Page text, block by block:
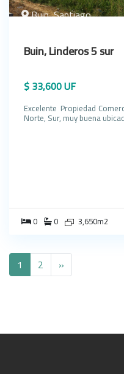
Buin, Santiago
Buin, Linderos 5 sur
$ 33,600 UF
Excelente Propiedad
Norte, Sur, muy buena
0 0 3,650m2
Posts
1 2 »